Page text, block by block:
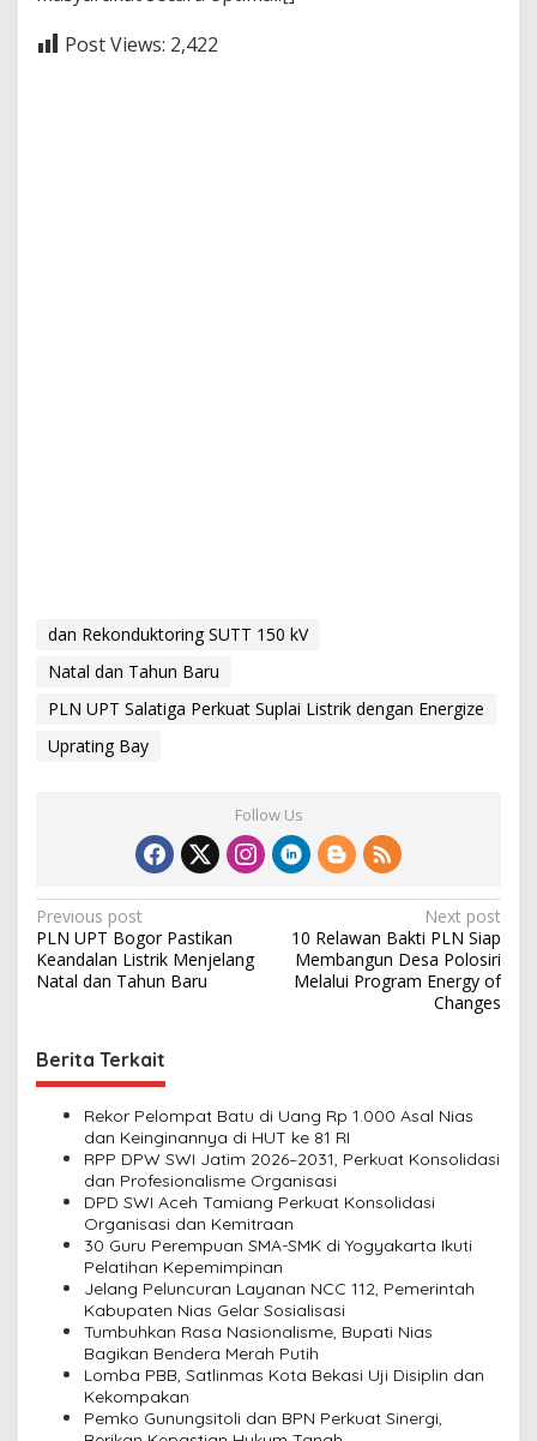
Post Views: 2,422
dan Rekonduktoring SUTT 150 kV
Natal dan Tahun Baru
PLN UPT Salatiga Perkuat Suplai Listrik dengan Energize
Uprating Bay
Follow Us
P
o
s
n
a
Previous post
PLN UPT Bogor Pastikan
Keandalan Listrik Menjelang
Natal dan Tahun Baru
Next post
10 Relawan Bakti PLN Siap
Membangun Desa Polosiri
Melalui Program Energy of
Changes
Berita Terkait
Rekor Pelompat Batu di Uang Rp 1.000 Asal Nias
dan Keinginannya di HUT ke 81 RI
RPP DPW SWI Jatim 2026–2031, Perkuat Konsolidasi
dan Profesionalisme Organisasi
DPD SWI Aceh Tamiang Perkuat Konsolidasi
Organisasi dan Kemitraan
30 Guru Perempuan SMA-SMK di Yogyakarta Ikuti
Pelatihan Kepemimpinan
Jelang Peluncuran Layanan NCC 112, Pemerintah
Kabupaten Nias Gelar Sosialisasi
Tumbuhkan Rasa Nasionalisme, Bupati Nias
Bagikan Bendera Merah Putih
Lomba PBB, Satlinmas Kota Bekasi Uji Disiplin dan
Kekompakan
Pemko Gunungsitoli dan BPN Perkuat Sinergi,